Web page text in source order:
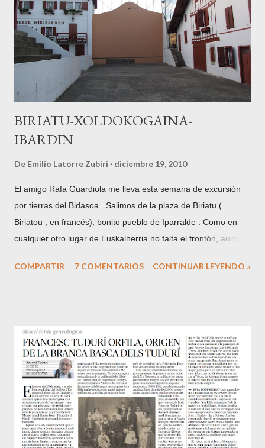
fotografías de la Diputación Foral de Gipuzkoa , custodiadas
en Tolosa y recogidas en la red al alcance del público en
general en Gure Gipuzkoa para ilustrar este punto. En este
caso se trata de una fotografía de Indalecio Ojanguren ,
fechada en 1954 , con Txindoki nevado al fondo...
BIRIATU-XOLDOKOGAINA-
IBARDIN
De Emilio Latorre Zubiri diciembre 19, 2010
El amigo Rafa Guardiola me lleva esta semana de excursión
por tierras del Bidasoa . Salimos de la plaza de Biriatu (
Biriatou , en francés), bonito pueblo de Iparralde . Como en
cualquier otro lugar de Euskalherria no falta el frontón, aunque
localidad se encuentra situada en las faldas del monte
cara Sur y que recorre los Pirineos de mar a mar por su cara
Norte. Una vez acabada la pista hay un nuevo pequeño
parking donde se puede dejar el coche y empezar la ruta por
el camino que sale antes de éste a la derecha. Las faldas del
Xoldokogaina, en su mayor parte yermas, sin árboles, lo que
por otra parte es una ventaja a la hora de admirar sus
inabarcables vistas, están surcadas por numerosos caminos
COMPARTIR 7 COMENTARIOS CONTINUAR LEYENDO »